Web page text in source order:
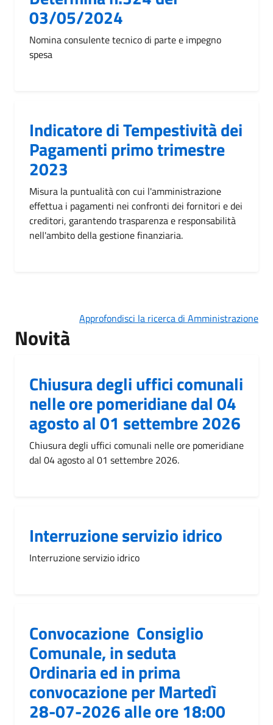
03/05/2024
Nomina consulente tecnico di parte e impegno
spesa
Indicatore di Tempestività dei
Pagamenti primo trimestre
2023
Misura la puntualità con cui l'amministrazione
effettua i pagamenti nei confronti dei fornitori e dei
creditori, garantendo trasparenza e responsabilità
nell'ambito della gestione finanziaria.
Approfondisci la ricerca di Amministrazione
Novità
Chiusura degli uffici comunali
nelle ore pomeridiane dal 04
agosto al 01 settembre 2026
Chiusura degli uffici comunali nelle ore pomeridiane
dal 04 agosto al 01 settembre 2026.
Interruzione servizio idrico
Interruzione servizio idrico
Convocazione Consiglio
Comunale, in seduta
Ordinaria ed in prima
convocazione per Martedì
28-07-2026 alle ore 18:00